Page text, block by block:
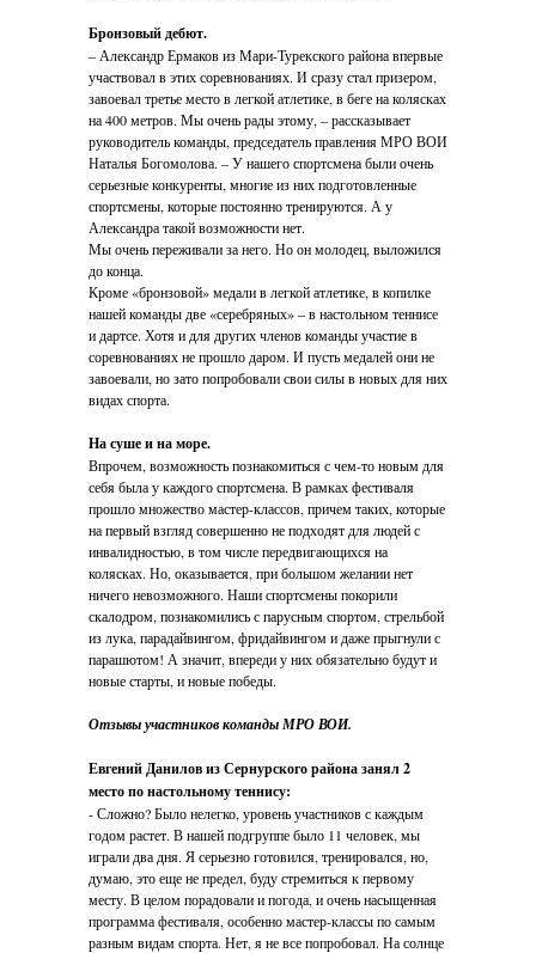
Бронзовый дебют.
– Александр Ермаков из Мари-Турекского района впервые
участвовал в этих соревнованиях. И сразу стал призером,
завоевал третье место в легкой атлетике, в беге на колясках
на 400 метров. Мы очень рады этому, – рассказывает
руководитель команды, председатель правления МРО ВОИ
Наталья Богомолова. – У нашего спортсмена были очень
серьезные конкуренты, многие из них подготовленные
спортсмены, которые постоянно тренируются. А у
Александра такой возможности нет.
Мы очень переживали за него. Но он молодец, выложился
до конца.
Кроме «бронзовой» медали в легкой атлетике, в копилке
нашей команды две «серебряных» – в настольном теннисе
и дартсе. Хотя и для других членов команды участие в
соревнованиях не прошло даром. И пусть медалей они не
завоевали, но зато попробовали свои силы в новых для них
видах спорта.
На суше и на море.
Впрочем, возможность познакомиться с чем-то новым для
себя была у каждого спортсмена. В рамках фестиваля
прошло множество мастер-классов, причем таких, которые
на первый взгляд совершенно не подходят для людей с
инвалидностью, в том числе передвигающихся на
колясках. Но, оказывается, при большом желании нет
ничего невозможного. Наши спортсмены покорили
скалодром, познакомились с парусным спортом, стрельбой
из лука, парадайвингом, фридайвингом и даже прыгнули с
парашютом! А значит, впереди у них обязательно будут и
новые старты, и новые победы.
Отзывы участников команды МРО ВОИ.
Евгений Данилов из Сернурского района занял 2
место по настольному теннису:
- Сложно? Было нелегко, уровень участников с каждым
годом растет. В нашей подгруппе было 11 человек, мы
играли два дня. Я серьезно готовился, тренировался, но,
думаю, это еще не предел, буду стремиться к первому
месту. В целом порадовали и погода, и очень насыщенная
программа фестиваля, особенно мастер-классы по самым
разным видам спорта. Нет, я не все попробовал. На солнце